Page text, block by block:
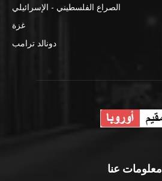
الصراع الفلسطيني - الإسرائيلي
غزة
دونالد ترامب
معلومات عنا